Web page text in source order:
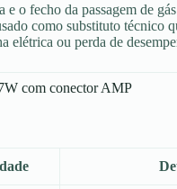
e o fecho da passagem de
como substituto técnico
elétrica ou perda de
com conector AMP